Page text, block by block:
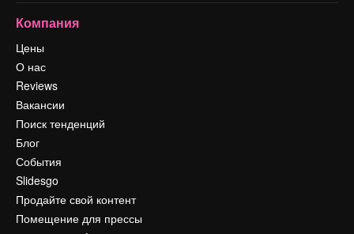
Компания
Цены
О нас
Reviews
Вакансии
Поиск тенденций
Блог
События
Slidesgo
Продайте свой контент
Помещение для прессы